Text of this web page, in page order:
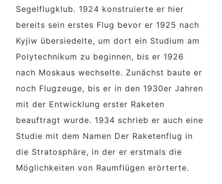
Segelflugklub. 1924 konstruierte er hier
bereits sein erstes Flug bevor er 1925 nach
Kyjiw übersiedelte, um dort ein Studium am
Polytechnikum zu beginnen, bis er 1926
nach Moskaus wechselte. Zunächst baute er
noch Flugzeuge, bis er in den 1930er Jahren
mit der Entwicklung erster Raketen
beauftragt wurde. 1934 schrieb er auch eine
Studie mit dem Namen Der Raketenflug in
die Stratosphäre, in der er erstmals die
Möglichkeiten von Raumflügen erörterte.